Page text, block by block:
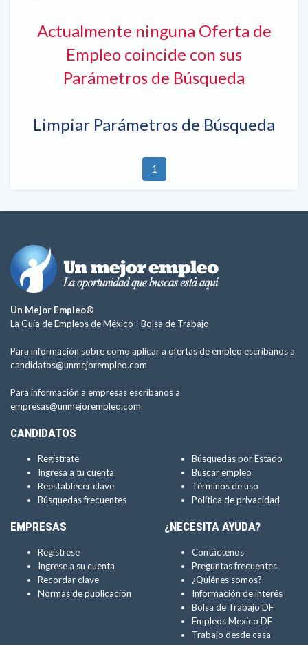
Actualmente ninguna Oferta de
Empleo coincide con sus
Parámetros de Búsqueda
Limpiar Parámetros de Búsqueda
1
Un Mejor Empleo®
La Guía de Empleos de México - Bolsa de Trabajo
Para información sobre como aplicar a ofertas de empleo escríbanos a
candidatos@unmejorempleo.com
Para información a empresas escríbanos a
empresas@unmejorempleo.com
CANDIDATOS
Regístrate
Ingresa a tu cuenta
Reestablecer clave
Búsquedas frecuentes
Búsquedas por Estado
Buscar empleo
Términos de uso
Política de privacidad
EMPRESAS
Regístrese
Ingrese a su cuenta
Recordar clave
Normas de publicación
¿NECESITA AYUDA?
Contáctenos
Preguntas frecuentes
¿Quiénes somos?
Información de interés
Bolsa de Trabajo DF
Empleos Mexico DF
Trabajo desde casa